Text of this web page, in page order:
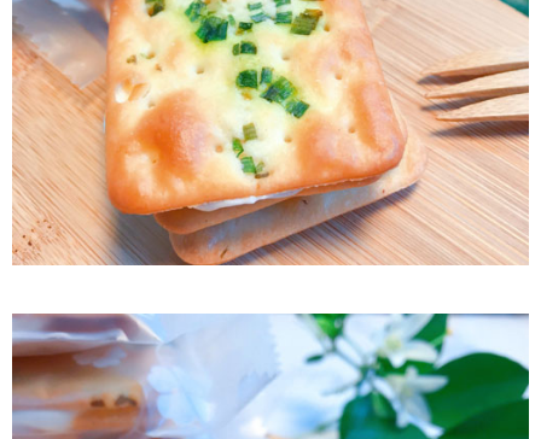
宅配到家
每筆NT$150，滿NT$1,399(含以上)免運費
澎湖金門馬祖宅配到家
每筆NT$250
付款後門市自取
免運費